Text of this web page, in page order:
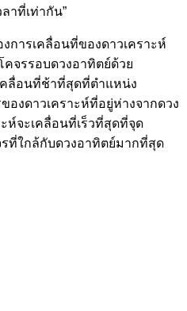
าที่เท่ากัน”
การเคลื่อนที่ของดาวเคราะห์
จรรอบดวงอาทิตย์ด้วย
คลื่อนที่ช้าที่สุดที่ตำแหน่ง
องดาวเคราะห์ที่อยู่ห่างจากดวง
ห์จะเคลื่อนที่เร็วที่สุดที่จุด
รที่ใกล้กับดวงอาทิตย์มากที่สุด